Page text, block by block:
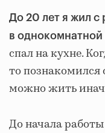
До 20 лет я жил с
в однокомнатной
спал на кухне.
то познакомился
можно жить
До начала